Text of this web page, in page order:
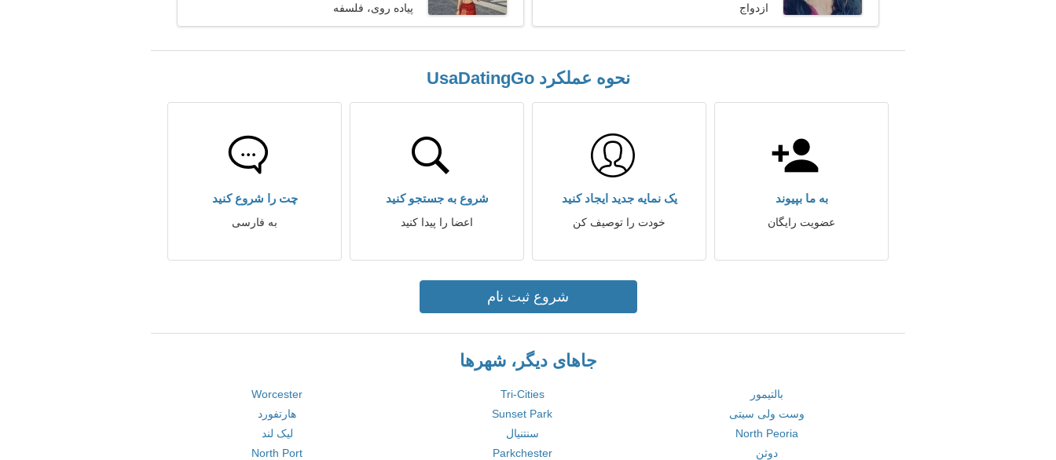
ازدواج
پیاده روی، فلسفه
نحوه عملکرد UsaDatingGo
به ما بپیوند
عضویت رایگان
یک نمایه جدید ایجاد کنید
خودت را توصیف کن
شروع به جستجو کنید
اعضا را پیدا کنید
چت را شروع کنید
به فارسی
شروع ثبت نام
جاهای دیگر، شهرها
بالتیمور Tri-Cities
Worcester
وست ولی سیتی
Sunset Park
هارتفورد
North Peoria
سنتنیال
لیک لند
دوثن
Parkchester
North Port